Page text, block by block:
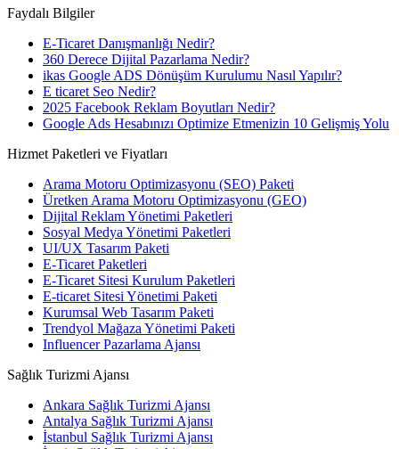
Faydalı Bilgiler
E-Ticaret Danışmanlığı Nedir?
360 Derece Dijital Pazarlama Nedir?
ikas Google ADS Dönüşüm Kurulumu Nasıl Yapılır?
E ticaret Seo Nedir?
2025 Facebook Reklam Boyutları Nedir?
Google Ads Hesabınızı Optimize Etmenizin 10 Gelişmiş Yolu
Hizmet Paketleri ve Fiyatları
Arama Motoru Optimizasyonu (SEO) Paketi
Üretken Arama Motoru Optimizasyonu (GEO)
Dijital Reklam Yönetimi Paketleri
Sosyal Medya Yönetimi Paketleri
UI/UX Tasarım Paketi
E-Ticaret Paketleri
E-Ticaret Sitesi Kurulum Paketleri
E-ticaret Sitesi Yönetimi Paketi
Kurumsal Web Tasarım Paketi
Trendyol Mağaza Yönetimi Paketi
Influencer Pazarlama Ajansı
Sağlık Turizmi Ajansı
Ankara Sağlık Turizmi Ajansı
Antalya Sağlık Turizmi Ajansı
İstanbul Sağlık Turizmi Ajansı